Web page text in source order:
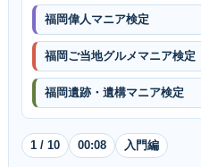
福岡偉人マニア検定
福岡ご当地グルメマニア検定
福岡遺跡・遺構マニア検定
1 / 10 00:09 入門編